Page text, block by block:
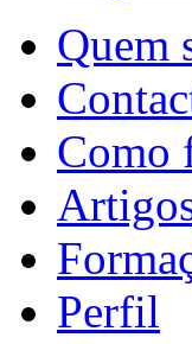
Quem
Como
Perfil